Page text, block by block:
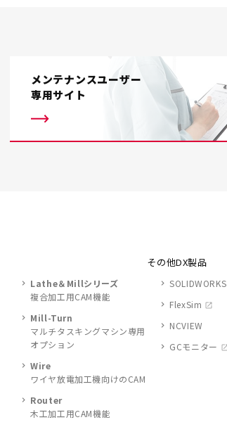
メンテナンスユーザー
専用サイト
Lathe＆Millシリーズ
複合加工用CAM機能
Mill-Turn
マルチタスキングマシン専用
オプション
Wire
ワイヤ放電加工機向けのCAM
Router
木工加工用CAM機能
その他DX製品
SOLIDWORKS
FlexSim
NCVIEW
GCモニター